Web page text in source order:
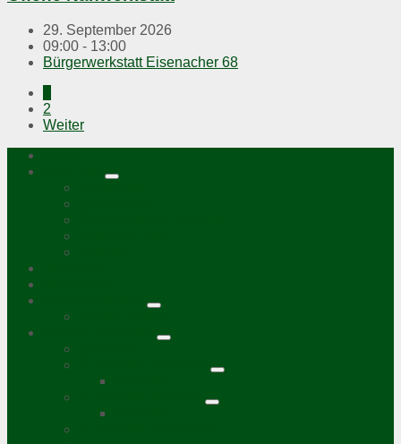
29. September 2026
09:00 - 13:00
Bürgerwerkstatt Eisenacher 68
Posts
navigation
2
Weiter